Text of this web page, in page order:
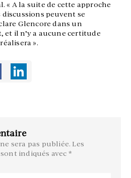
« A la suite de cette approche
peuvent se
Glencore dans un
il n’y a aucune certitude
».
sera pas publiée. Les
indiqués avec *